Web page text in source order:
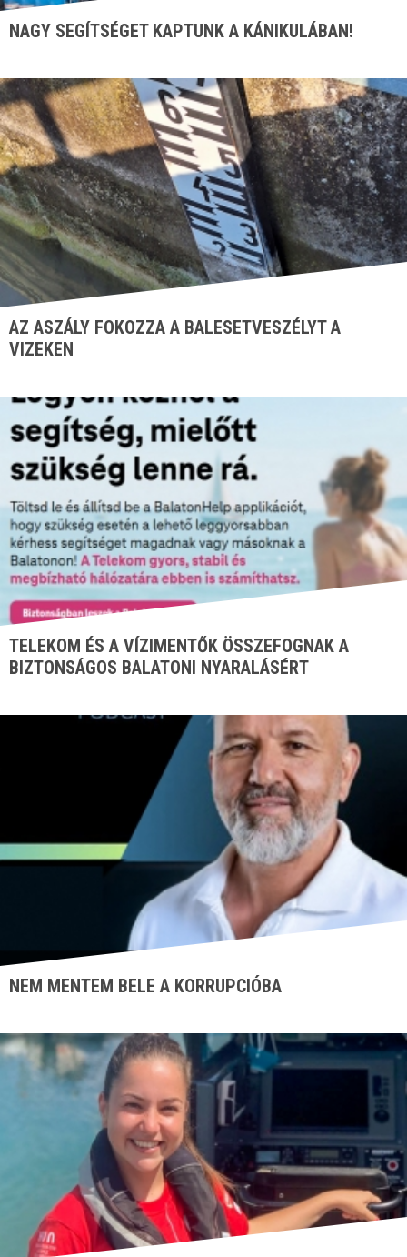
NAGY SEGÍTSÉGET KAPTUNK A KÁNIKULÁBAN!
AZ ASZÁLY FOKOZZA A BALESETVESZÉLYT A
VIZEKEN
TELEKOM ÉS A VÍZIMENTŐK ÖSSZEFOGNAK A
BIZTONSÁGOS BALATONI NYARALÁSÉRT
NEM MENTEM BELE A KORRUPCIÓBA